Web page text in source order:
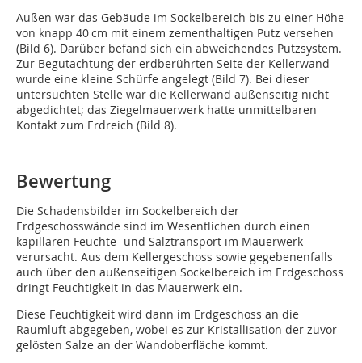
Außen war das Gebäude im Sockelbereich bis zu einer Höhe
von knapp 40 cm mit einem zementhaltigen Putz versehen
(Bild 6). Da­rüber befand sich ein abweichendes Putzsystem.
Zur Begutachtung der erdberührten Seite der Kellerwand
wurde eine kleine Schürfe angelegt (Bild 7). Bei dieser
untersuchten Stelle war die Kellerwand außenseitig nicht
abgedichtet; das Ziegelmauerwerk hatte unmittelbaren
Kontakt zum Erdreich (Bild 8).
Bewertung
Die Schadensbilder im Sockelbereich der
Erdgeschosswände sind im Wesentlichen durch einen
kapillaren Feuchte- und Salztransport im Mauerwerk
verursacht. Aus dem Kellergeschoss sowie gegebenenfalls
auch über den außenseitigen Sockelbereich im Erdgeschoss
dringt Feuchtigkeit in das Mauerwerk ein.
Diese Feuchtigkeit wird dann im Erdgeschoss an die
Raumluft abgegeben, wobei es zur Kristallisation der zuvor
gelösten Salze an der Wandoberfläche kommt.